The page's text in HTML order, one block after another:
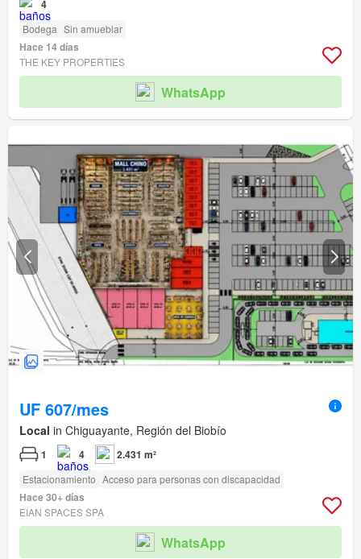
4
Bodega Sin amueblar
Hace 14 días
THE KEY PROPERTIES
WhatsApp
UF 607/mes
Local in Chiguayante, Región del Biobío
1 4 2.431 m²
Estacionamiento Acceso para personas con discapacidad
Hace 30+ días
EIAN SPACES SPA
WhatsApp